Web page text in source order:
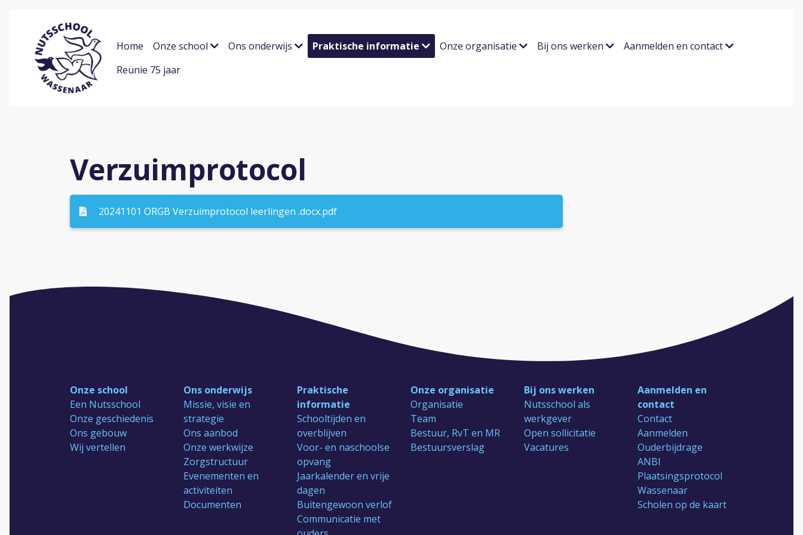
Home Onze school Ons onderwijs Praktische informatie Onze organisatie Bij ons werken
Aanmelden en contact
Reünie 75 jaar
Verzuimprotocol
20241101 ORGB Verzuimprotocol leerlingen .docx.pdf
Onze school
Een Nutsschool
Onze geschiedenis
Ons gebouw
Wij vertellen
Ons onderwijs
Missie, visie en
strategie
Ons aanbod
Onze werkwijze
Zorgstructuur
Evenementen en
activiteiten
Documenten
Praktische
informatie
Schooltijden en
overblijven
Voor- en naschoolse
opvang
Jaarkalender en vrije
dagen
Buitengewoon verlof
Communicatie met
Onze organisatie
Organisatie
Team
Bestuur, RvT en MR
Bestuursverslag
Bij ons werken
Nutsschool als
werkgever
Open sollicitatie
Vacatures
Aanmelden en
contact
Contact
Aanmelden
Ouderbijdrage
ANBI
Plaatsingsprotocol
Wassenaar
Scholen op de kaart